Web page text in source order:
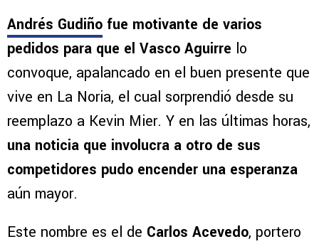
Andrés Gudiño fue motivante de varios
pedidos para que el Vasco Aguirre lo
convoque, apalancado en el buen presente que
vive en La Noria, el cual sorprendió desde su
reemplazo a Kevin Mier. Y en las últimas horas,
una noticia que involucra a otro de sus
competidores pudo encender una esperanza
aún mayor.
Este nombre es el de Carlos Acevedo, portero